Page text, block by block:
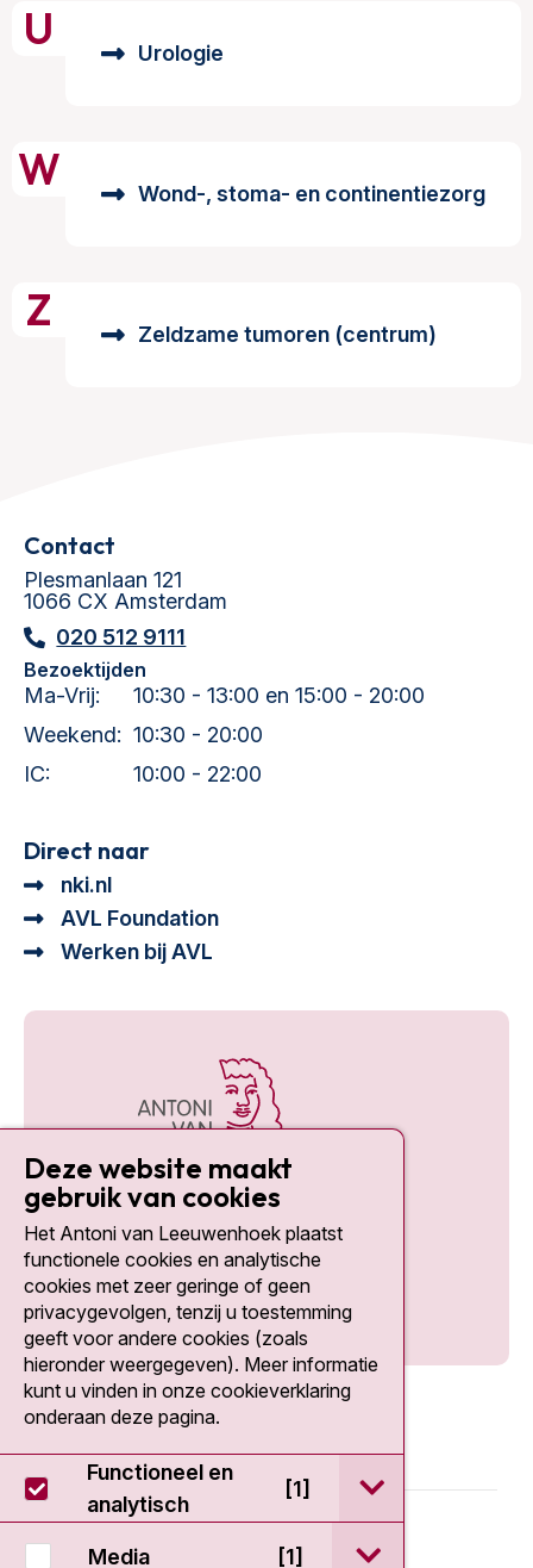
U Urologie
W Wond-, stoma- en continentiezorg
Z Zeldzame tumoren (centrum)
Contact
Plesmanlaan 121
1066 CX Amsterdam
020 512 9111
Bezoektijden
Ma-Vrij:
10:30 - 13:00 en 15:00 - 20:00
Weekend: 10:30 - 20:00
IC:
10:00 - 22:00
Direct naar
nki.nl
AVL Foundation
Werken bij AVL
Social media
© 2026 - Antoni van Leeuwenhoek
Deze website maakt
gebruik van cookies
Het Antoni van Leeuwenhoek plaatst
functionele cookies en analytische
cookies met zeer geringe of geen
privacygevolgen, tenzij u toestemming
geeft voor andere cookies (zoals
hieronder weergegeven). Meer informatie
kunt u vinden in onze cookieverklaring
onderaan deze pagina.
Functioneel en
analytisch
[1] open / sluit
Media [1] open / sluit